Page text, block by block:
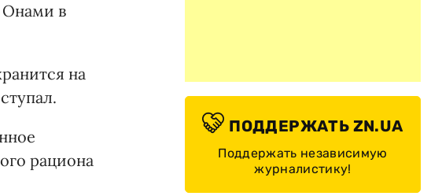
Онами в
на
рациона
ПОДДЕРЖАТЬ ZN.UA
Поддержать независимую
журналистику!